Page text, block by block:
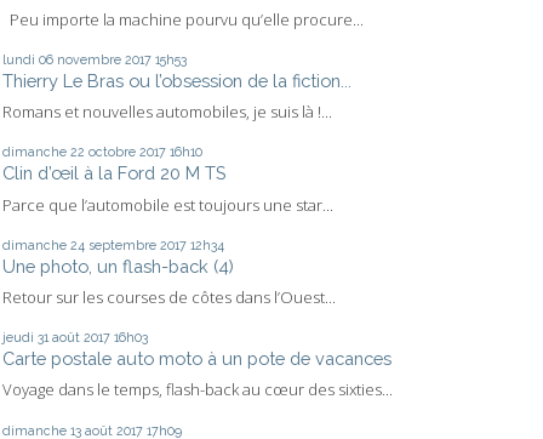
Peu importe la machine pourvu qu’elle procure...
lundi 06 novembre 2017 15h53
Thierry Le Bras ou l’obsession de la fiction...
Romans et nouvelles automobiles, je suis là !...
dimanche 22 octobre 2017 16h10
Clin d’œil à la Ford 20 M TS
Parce que l’automobile est toujours une star...
dimanche 24 septembre 2017 12h34
Une photo, un flash-back (4)
Retour sur les courses de côtes dans l’Ouest...
jeudi 31 août 2017 16h03
Carte postale auto moto à un pote de vacances
Voyage dans le temps, flash-back au cœur des sixties...
dimanche 13 août 2017 17h09